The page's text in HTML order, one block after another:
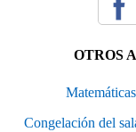
OTROS
Congelación del